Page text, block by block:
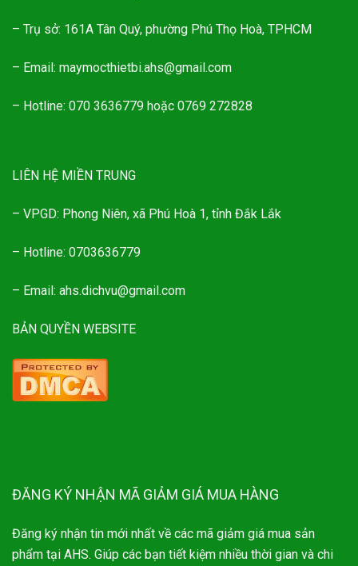
– Trụ sở: 161A Tân Quý, phường Phú Thọ Hoà, TPHCM
– Email: maymocthietbi.ahs@gmail.com
– Hotline: 070 3636779 hoặc 0769 272828
LIÊN HỆ MIỀN TRUNG
– VPGD: Phong Niên, xã Phú Hoà 1, tỉnh Đắk Lắk
– Hotline: 0703636779
– Email: ahs.dichvu@gmail.com
BẢN QUYỀN WEBSITE
ĐĂNG KÝ NHẬN MÃ GIẢM GIÁ MUA HÀNG
Đăng ký nhận tin mới nhất về các mã giảm giá mua sản
phẩm tại AHS. Giúp các bạn tiết kiệm nhiều thời gian và chi